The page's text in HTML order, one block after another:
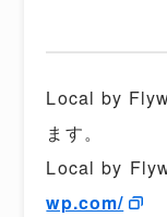
Local by
ます。
Local by
wp.com/